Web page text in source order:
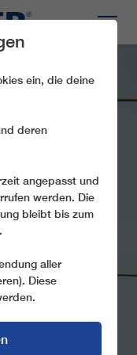
ein, die deine
deren
angepasst und
werden. Die
bleibt bis zum
aller
Diese